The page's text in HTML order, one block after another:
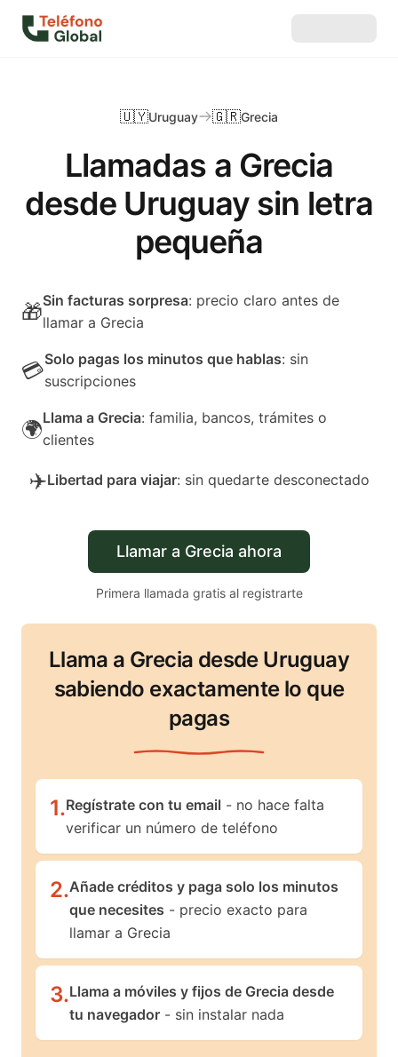
Llamadas a Grecia
desde Uruguay sin letra
pequeña
🇺🇾Uruguay 🇬🇷Grecia
🎁Sin facturas sorpresa: precio claro antes de
llamar a Grecia
💳Solo pagas los minutos que hablas: sin
suscripciones
🌍Llama a Grecia: familia, bancos, trámites o
clientes
✈️Libertad para viajar: sin quedarte desconectado
Llamar a Grecia ahora
Primera llamada gratis al registrarte
Llama a Grecia desde Uruguay
sabiendo exactamente lo que
pagas
1.Regístrate con tu email - no hace falta
verificar un número de teléfono
2.Añade créditos y paga solo los minutos
que necesites - precio exacto para
llamar a Grecia
3.Llama a móviles y fijos de Grecia desde
tu navegador - sin instalar nada